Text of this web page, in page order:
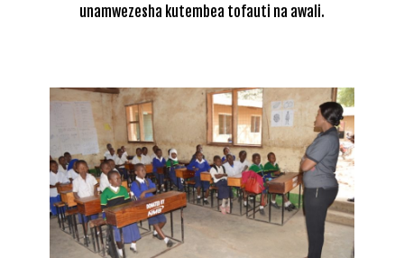
unamwezesha kutembea tofauti na awali.